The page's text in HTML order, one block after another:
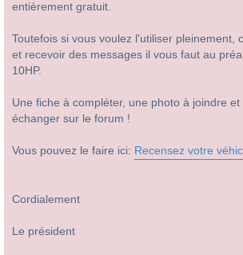
entièrement gratuit.
Toutefois si vous voulez l'utiliser pleinement,
et recevoir des messages il vous faut au
10HP.
Une fiche à compléter, une photo à joindre
échanger sur le forum !
Vous pouvez le faire ici: Recensez votre
Cordialement
Le président